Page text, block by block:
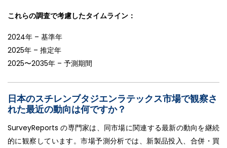
これらの調査で考慮したタイムライン：
2024年 – 基準年
2025年 – 推定年
2025〜2035年 – 予測期間
日本のスチレンブタジエンラテックス市場で観察さ
れた最近の動向は何ですか？
SurveyReports の専門家は、同市場に関連する最新の動向を継続
的に観察しています。市場予測分析では、新製品投入、合併・買